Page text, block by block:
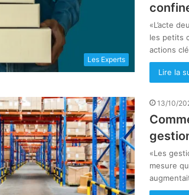
Les Experts
«L’acte
les petits
actions
Lire la
13/10/
«Les
mesure